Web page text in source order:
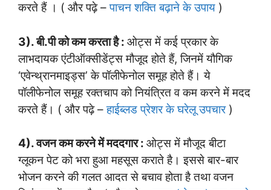
करते हैं । ( और पढ़े –पाचन शक्ति बढ़ाने के उपाय )
3). बी.पी को कम करता है : ओट्स में कई प्रकार के
लाभदायक एंटीऑक्सीडेंट्स मौजूद होते हैं, जिनमें यौगिक
‘एवेन्थ्रानमाइड्स’ के पॉलीफेनोल समूह होते हैं। ये
पॉलीफेनोल समूह रक्तचाप को नियंत्रित व कम करने में मदद
करते हैं। ( और पढ़े –हाईब्लड प्रेशर के घरेलू उपचार)
4). वजन कम करने में मददगार : ओट्स में मौजूद बीटा
ग्लूकन पेट को भरा हुआ महसूस कराते है। इससे बार-बार
भोजन करने की गलत आदत से बचाव होता है तथा वजन